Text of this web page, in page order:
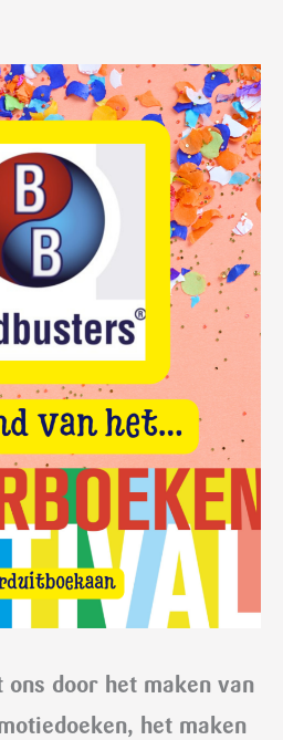
ons door het maken van
het maken